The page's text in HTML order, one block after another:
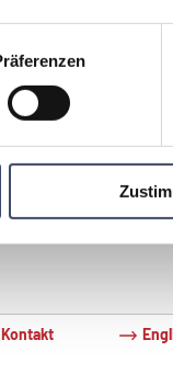
auditierte, waren
Diese waren bei
bekannt. Mit einer
wurden die
Kontakt